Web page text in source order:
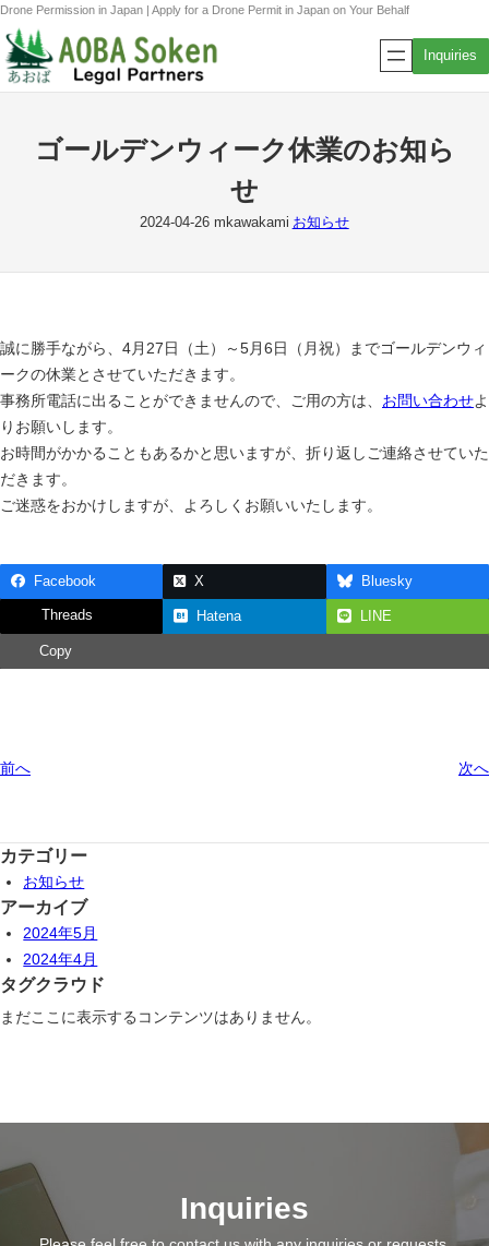
内
容
を
ス
Drone Permission in Japan | Apply for a Drone Permit in Japan on Your Behalf
Inquiries
ゴールデンウィーク休業のお知ら
せ
2024-04-26 mkawakami お知らせ
誠に勝手ながら、4月27日（土）～5月6日（月祝）までゴールデンウィ
ークの休業とさせていただきます。
事務所電話に出ることができませんので、ご用の方は、 お問い合わせよ
りお願いします。
お時間がかかることもあるかと思いますが、折り返しご連絡させていた
だきます。
ご迷惑をおかけしますが、よろしくお願いいたします。
Facebook X Bluesky
Threads Hatena LINE
Copy
前へ 次へ
カテゴリー
お知らせ
アーカイブ
2024年5月
2024年4月
タグクラウド
まだここに表示するコンテンツはありません。
Inquiries